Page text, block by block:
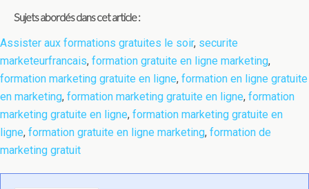
Sujets abordés dans cet article :
Assister aux formations gratuites le soir, securite
marketeurfrancais, formation gratuite en ligne marketing,
formation marketing gratuite en ligne, formation en ligne gratuite
en marketing, formation marketing gratuite en ligne, formation
marketing gratuite en ligne, formation marketing gratuite en
ligne, formation gratuite en ligne marketing, formation de
marketing gratuit